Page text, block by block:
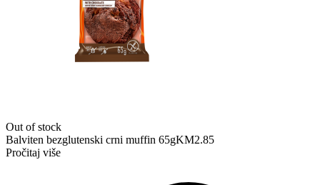
Out of stock
Balviten bezglutenski crni muffin 65gKM2.85
Pročitaj više